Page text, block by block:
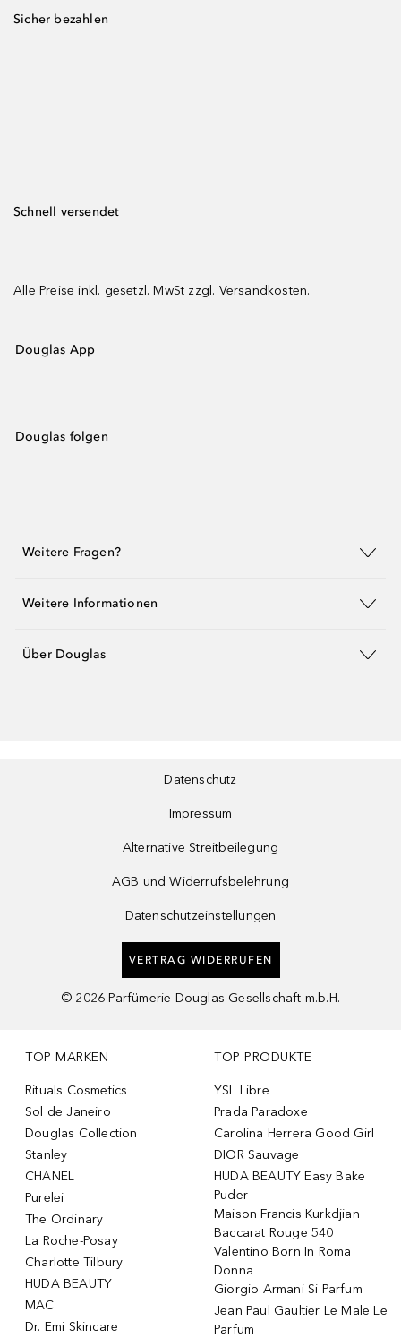
Sicher bezahlen
Schnell versendet
Alle Preise inkl. gesetzl. MwSt zzgl. Versandkosten.
Douglas App
Douglas folgen
Weitere Fragen?
Weitere Informationen
Über Douglas
Datenschutz
Impressum
Alternative Streitbeilegung
AGB und Widerrufsbelehrung
Datenschutzeinstellungen
VERTRAG WIDERRUFEN
© 2026 Parfümerie Douglas Gesellschaft m.b.H.
TOP MARKEN
Rituals Cosmetics
Sol de Janeiro
Douglas Collection
Stanley
CHANEL
Purelei
The Ordinary
La Roche-Posay
Charlotte Tilbury
HUDA BEAUTY
MAC
Dr. Emi Skincare
TOP PRODUKTE
YSL Libre
Prada Paradoxe
Carolina Herrera Good Girl
DIOR Sauvage
HUDA BEAUTY Easy Bake
Puder
Maison Francis Kurkdjian
Baccarat Rouge 540
Valentino Born In Roma
Donna
Giorgio Armani Si Parfum
Jean Paul Gaultier Le Male Le
Parfum